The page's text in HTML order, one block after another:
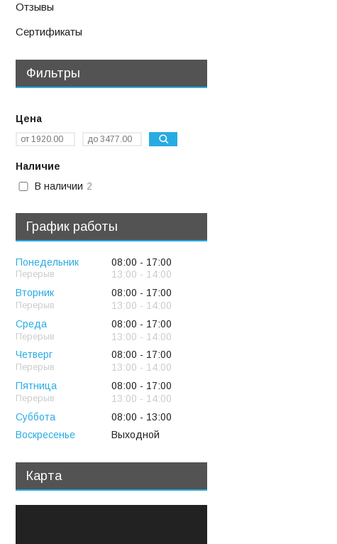
Отзывы
Сертификаты
Фильтры
Цена
Наличие
В наличии 2
График работы
Понедельник 08:00
17:00
13:00
14:00
Вторник
08:00
17:00
13:00
14:00
Среда
08:00
17:00
13:00
14:00
Четверг
08:00
17:00
13:00
14:00
Пятница
08:00
17:00
13:00
14:00
Суббота
08:00
13:00
Воскресенье
Выходной
Карта